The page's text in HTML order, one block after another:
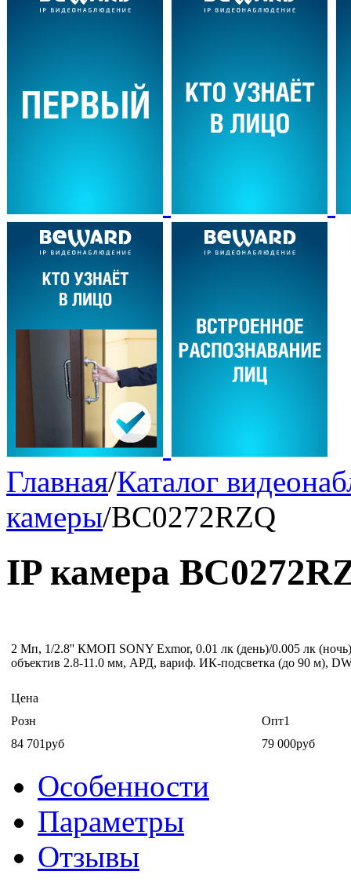
Главная/Каталог
камеры/BC0272RZQ
IP камера
2 Мп, 1/2.8'' КМОП SONY Exmor, 0.01 лк (день)/0.005 лк
объектив 2.8-11.0 мм, АРД, вариф. ИК-подсветка (до 90 м),
Цена
Розн
Опт1
84 701руб
79 000руб
Особенности
Параметры
Отзывы